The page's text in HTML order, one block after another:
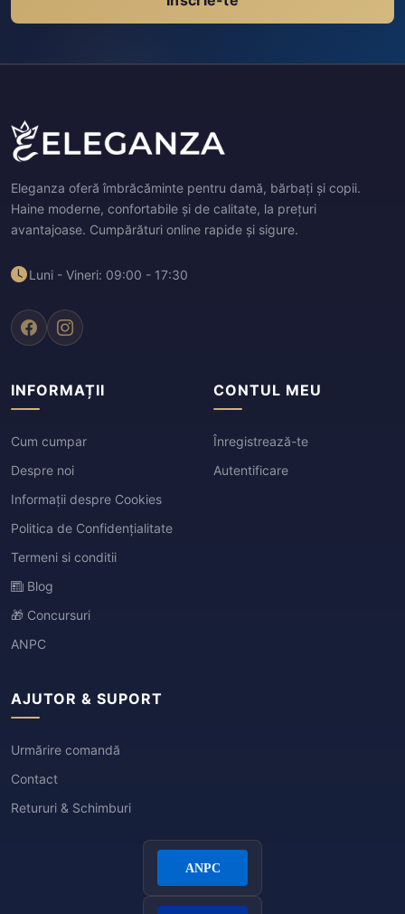
Eleganza oferă îmbrăcăminte pentru damă, bărbați și copii.
Haine moderne, confortabile și de calitate, la prețuri
avantajoase. Cumpărături online rapide și sigure.
Luni - Vineri: 09:00 - 17:30
INFORMAȚII
Cum cumpar
Despre noi
Informații despre Cookies
Politica de Confidențialitate
Termeni si conditii
Blog
🎁 Concursuri
ANPC
CONTUL MEU
Înregistrează-te
Autentificare
AJUTOR & SUPORT
Urmărire comandă
Contact
Retururi & Schimburi